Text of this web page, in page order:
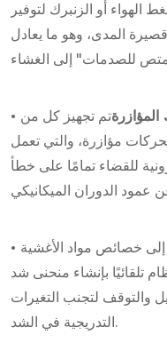
الهواء أو الزنبرك لتوفير
المدى، وهو ما يعادل
تم تجهيز كل من
مؤازرة، والتي تعمل
للقضاء تمامًا على خطأ
إلى خصائص مواد الأغشية
تلقائيًا بإنشاء منحنى شد
والتوقف لتجنب التغيرات
التدريجية في الشد.